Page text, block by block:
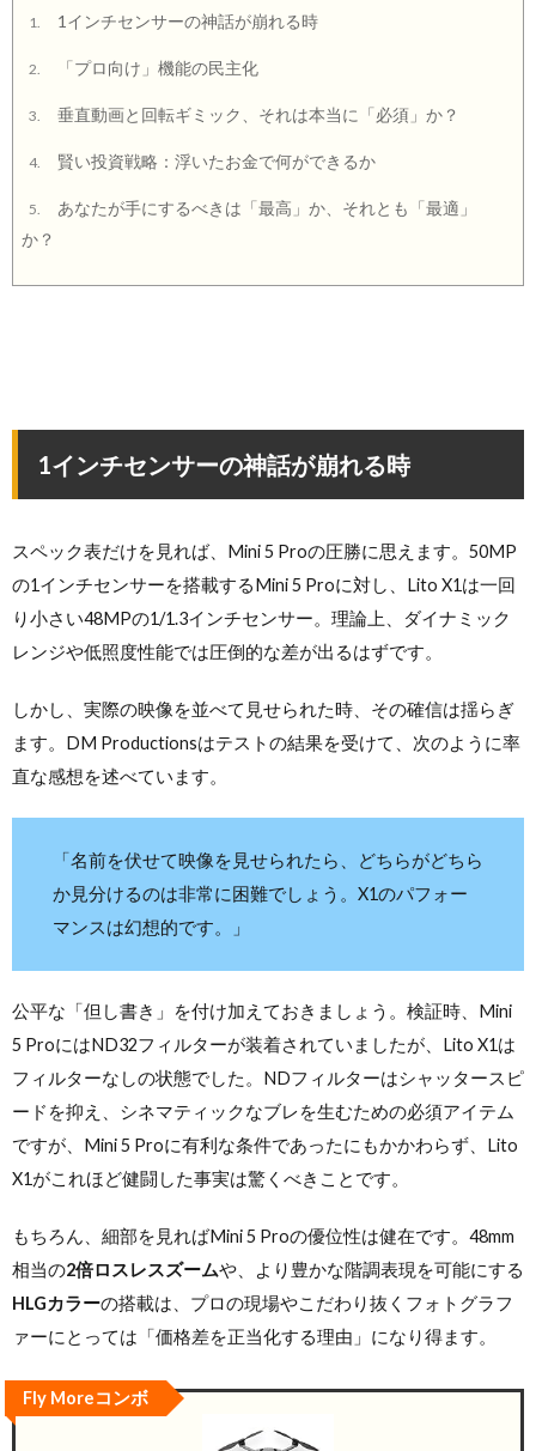
1. 1インチセンサーの神話が崩れる時
2. 「プロ向け」機能の民主化
3. 垂直動画と回転ギミック、それは本当に「必須」か？
4. 賢い投資戦略：浮いたお金で何ができるか
5.
あなたが手にするべきは「最高」か、それとも「最適」
か？
1インチセンサーの神話が崩れる時
スペック表だけを見れば、Mini 5 Proの圧勝に思えます。50MP
の1インチセンサーを搭載するMini 5 Proに対し、Lito X1は一回
り小さい48MPの1/1.3インチセンサー。理論上、ダイナミック
レンジや低照度性能では圧倒的な差が出るはずです。
しかし、実際の映像を並べて見せられた時、その確信は揺らぎ
ます。DM Productionsはテストの結果を受けて、次のように率
直な感想を述べています。
「名前を伏せて映像を見せられたら、どちらがどちら
か見分けるのは非常に困難でしょう。X1のパフォー
マンスは幻想的です。」
公平な「但し書き」を付け加えておきましょう。検証時、Mini
5 ProにはND32フィルターが装着されていましたが、Lito X1は
フィルターなしの状態でした。NDフィルターはシャッタースピ
ードを抑え、シネマティックなブレを生むための必須アイテム
ですが、Mini 5 Proに有利な条件であったにもかかわらず、Lito
X1がこれほど健闘した事実は驚くべきことです。
もちろん、細部を見ればMini 5 Proの優位性は健在です。48mm
相当の2倍ロスレスズームや、より豊かな階調表現を可能にする
HLGカラーの搭載は、プロの現場やこだわり抜くフォトグラフ
ァーにとっては「価格差を正当化する理由」になり得ます。
Fly Moreコンボ